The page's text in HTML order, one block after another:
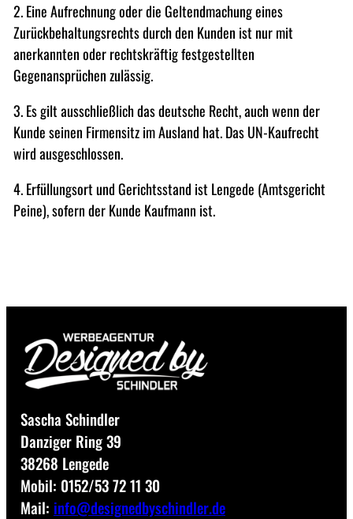
2. Eine Aufrechnung oder die Geltendmachung eines
Zurückbehaltungsrechts durch den Kunden ist nur mit
anerkannten oder rechtskräftig festgestellten
Gegenansprüchen zulässig.
3. Es gilt ausschließlich das deutsche Recht, auch wenn der
Kunde seinen Firmensitz im Ausland hat. Das UN-Kaufrecht
wird ausgeschlossen.
4. Erfüllungsort und Gerichtsstand ist Lengede (Amtsgericht
Peine), sofern der Kunde Kaufmann ist.
Sascha Schindler
Danziger Ring 39
38268 Lengede
Mobil: 0152/53 72 11 30
Mail: info@designedbyschindler.de